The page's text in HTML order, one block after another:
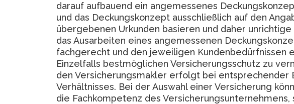
darauf aufbauend ein angemessenes
und das Deckungskonzept ausschließlich auf den
übergebenen Urkunden basieren und daher
das Ausarbeiten eines angemessenen
fachgerecht und den jeweiligen Kundenbedürfnissen
Einzelfalls bestmöglichen Versicherungsschutz zu
den Versicherungsmakler erfolgt bei
Verhältnisses. Bei der Auswahl einer Versicherung
die Fachkompetenz des